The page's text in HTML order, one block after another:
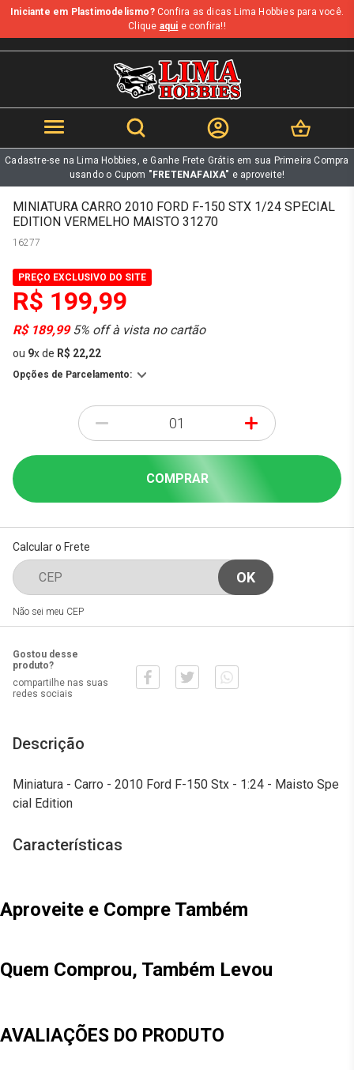
b
Iniciante em Plastimodelismo?Confira as dicas Lima Hobbies para você.
Clique aqui e confira!!
Cadastre-se na Lima Hobbies, e Ganhe Frete Grátis em sua Primeira Compra
usando o Cupom "FRETENAFAIXA" e aproveite!
MINIATURA CARRO 2010 FORD F-150 STX 1/24 SPECIAL
EDITION VERMELHO MAISTO 31270
16277
PREÇO EXCLUSIVO DO SITE
R$ 199,99
R$ 189,995% off à vista no cartão
ou 9xde R$ 22,22
Opções de Parcelamento:
- +
COMPRAR
Calcular o Frete
Não sei meu CEP
Gostou desse
produto?
compartilhe nas suas
redes sociais
Descrição
Miniatura - Carro - 2010 Ford F-150 Stx - 1:24 - Maisto Spe
cial Edition
Características
Aproveite e Compre Também
Quem Comprou, Também Levou
AVALIAÇÕES DO PRODUTO